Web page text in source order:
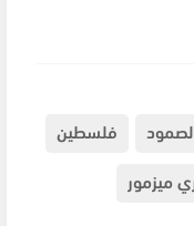
فلسطين
ميزمور